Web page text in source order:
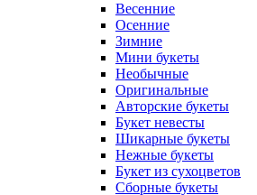
Весенние
Осенние
Зимние
Мини букеты
Необычные
Оригинальные
Авторские букеты
Букет невесты
Шикарные букеты
Нежные букеты
Букет из сухоцветов
Сборные букеты